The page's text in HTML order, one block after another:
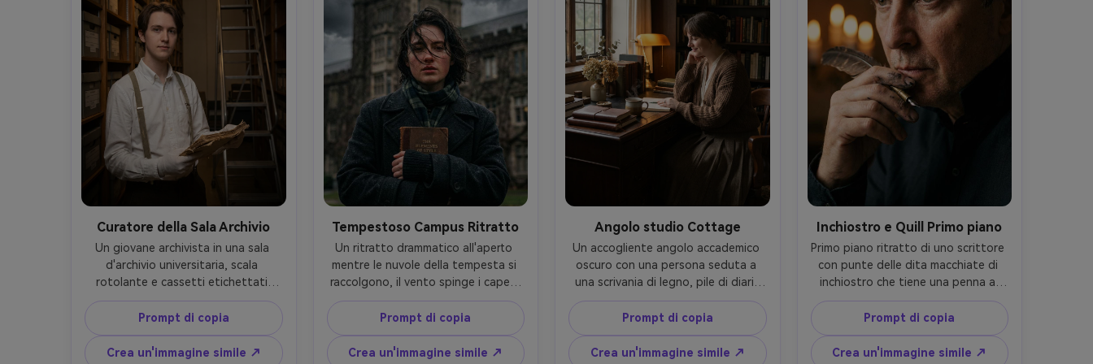
sugli occhi- -ar 4:5
capelli, classificazione del colore del
film vintage- -ar 4:5
Curatore della Sala Archivio
Un giovane archivista in una sala
d'archivio universitaria, scala
rotolante e cassetti etichettati
dietro, indossa una camicia bianca
fresca con bretelle, tiene in mano un
manoscritto fragile con cura,
espressione neutra, scattato su
Prompt di copia
Crea un'immagine simile ↗
Tempestoso Campus Ritratto
Un ritratto drammatico all'aperto
mentre le nuvole della tempesta si
raccolgono, il vento spinge i capelli
sul viso, uno studente in un
cappotto di lana scuro e una sciarpa
a quadri, afferra un libro al petto,
vecchio edificio in pietra sfocato
Prompt di copia
Crea un'immagine simile ↗
Angolo studio Cottage
Un accogliente angolo accademico
oscuro con una persona seduta a
una scrivania di legno, pile di diari,
fiori essiccati in un piccolo vaso,
tazza di tè, indossando un morbido
cardigan e gonna a pieghe, sorriso
gentile, scattato su Sony A7IV con
Prompt di copia
Crea un'immagine simile ↗
Inchiostro e Quill Primo piano
Primo piano ritratto di uno scrittore
con punte delle dita macchiate di
inchiostro che tiene una penna a
penna vicino alle labbra, fiamma di
candela bokeh dietro, indossa una
camicia scura a collo alto, occhi
intensi e pensierosi, scattato su
Prompt di copia
Crea un'immagine simile ↗